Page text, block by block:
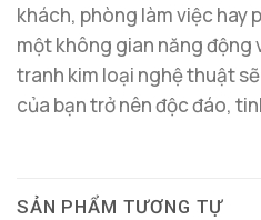
khách, phòng làm việc hay
một không gian năng động
tranh kim loại nghệ thuật
của bạn trở nên độc đáo,
SẢN PHẨM TƯƠNG TỰ